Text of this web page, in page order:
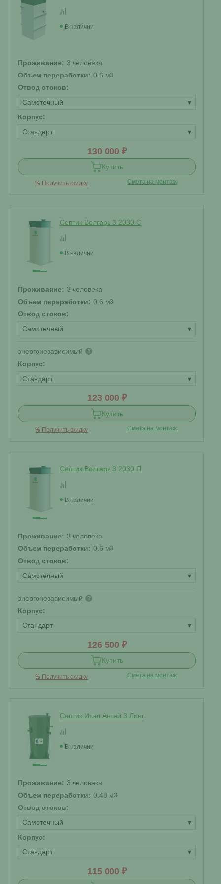
В наличии
Проживание: 3 человека
Объем переработки: 0.6 м3
Отвод стоков:
Самотечный
▾
Корпус:
Стандарт
▾
130 000 ₽
Купить
% Получить скидку Смета на монтаж
Септик Волгарь 3 2030 С
В наличии
Проживание: 3 человека
Объем переработки: 0.6 м3
Отвод стоков:
Самотечный
▾
энергонезависимый ?
Корпус:
Стандарт
▾
123 000 ₽
Купить
% Получить скидку Смета на монтаж
Септик Волгарь 3 2030 П
В наличии
Проживание: 3 человека
Объем переработки: 0.6 м3
Отвод стоков:
Самотечный
▾
энергонезависимый ?
Корпус:
Стандарт
▾
126 500 ₽
Купить
% Получить скидку Смета на монтаж
Септик Итал Антей 3 Лонг
В наличии
Проживание: 3 человека
Объем переработки: 0.48 м3
Отвод стоков:
Самотечный
▾
Корпус:
Стандарт
▾
115 000 ₽